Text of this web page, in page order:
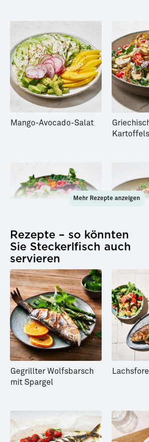
Mango-Avocado-Salat
Wildkräutersalat
Taboulé
Mehr Rezepte anzeigen
Rezepte – so könnten
Sie Steckerlfisch auch
servieren
Gegrillter Wolfsbarsch
mit Spargel